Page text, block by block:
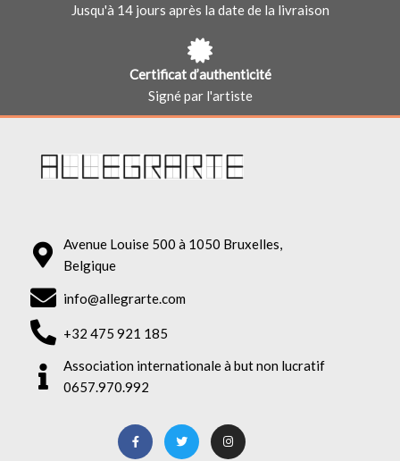
Jusqu'à 14 jours après la date de la livraison
Certificat d’authenticité
Signé par l'artiste
Avenue Louise 500 à 1050 Bruxelles,
Belgique
info@allegrarte.com
+32 475 921 185
Association internationale à but non lucratif
0657.970.992